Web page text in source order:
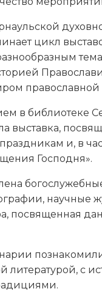
цикл
православной
в библиотеке
выставка,
и, в
Господня».
научные
посвященная
литературой, с